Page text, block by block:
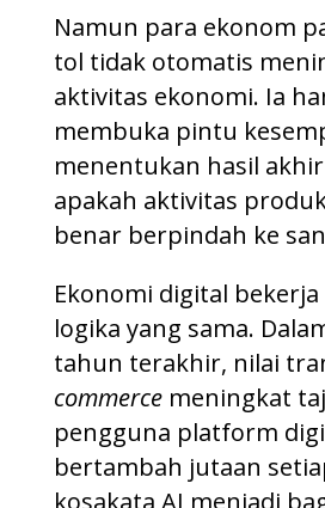
Namun para ekonom
tol tidak otomatis
aktivitas ekonomi. Ia
membuka pintu
menentukan hasil
apakah aktivitas
benar berpindah ke
Ekonomi digital bekerja
logika yang sama.
tahun terakhir, nilai
commercemeningkat
pengguna platform
bertambah jutaan
kosakata AI menjadi